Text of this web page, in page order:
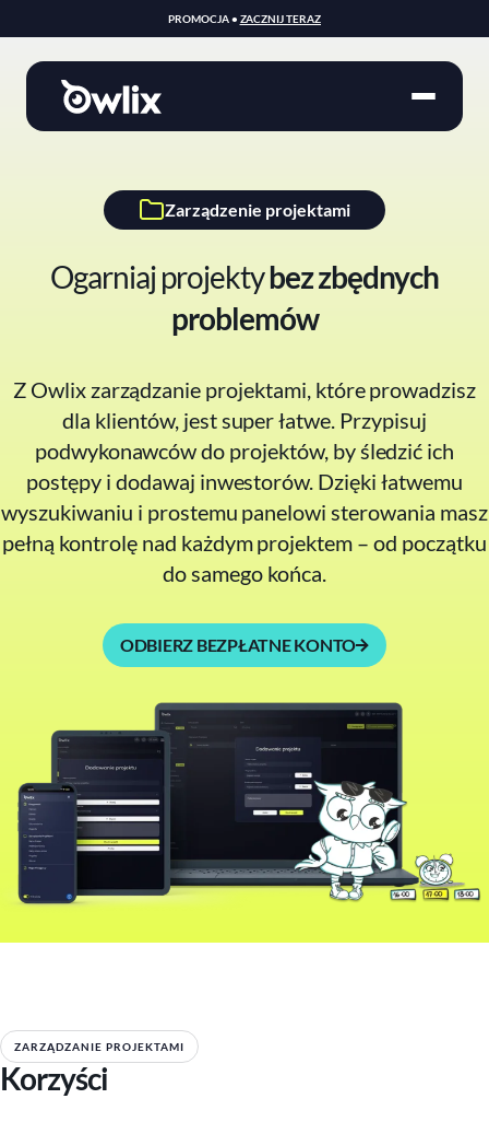
PROMOCJA • ZACZNIJ TERAZ
Zarządzenie projektami
Ogarniaj projektybez zbędnych
problemów
Z Owlix zarządzanie projektami, które prowadzisz
dla klientów, jest super łatwe. Przypisuj
podwykonawców do projektów, by śledzić ich
postępy i dodawaj inwestorów. Dzięki łatwemu
wyszukiwaniu i prostemu panelowi sterowania masz
pełną kontrolę nad każdym projektem – od początku
do samego końca.
ODBIERZ BEZPŁATNE KONTO
ZARZĄDZANIE PROJEKTAMI
Korzyści